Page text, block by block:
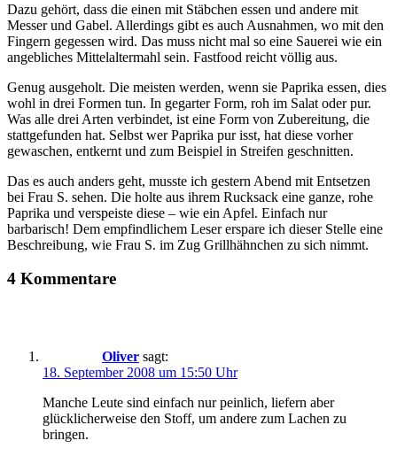
Dazu gehört, dass die einen mit Stäbchen essen und andere mit
Messer und Gabel. Allerdings gibt es auch Ausnahmen, wo mit den
Fingern gegessen wird. Das muss nicht mal so eine Sauerei wie ein
angebliches Mittelaltermahl sein. Fastfood reicht völlig aus.
Genug ausgeholt. Die meisten werden, wenn sie Paprika essen, dies
wohl in drei Formen tun. In gegarter Form, roh im Salat oder pur.
Was alle drei Arten verbindet, ist eine Form von Zubereitung, die
stattgefunden hat. Selbst wer Paprika pur isst, hat diese vorher
gewaschen, entkernt und zum Beispiel in Streifen geschnitten.
Das es auch anders geht, musste ich gestern Abend mit Entsetzen
bei Frau S. sehen. Die holte aus ihrem Rucksack eine ganze, rohe
Paprika und verspeiste diese – wie ein Apfel. Einfach nur
barbarisch! Dem empfindlichem Leser erspare ich dieser Stelle eine
Beschreibung, wie Frau S. im Zug Grillhähnchen zu sich nimmt.
4 Kommentare
Oliver sagt:
18. September 2008 um 15:50 Uhr
Manche Leute sind einfach nur peinlich, liefern aber
glücklicherweise den Stoff, um andere zum Lachen zu
bringen.